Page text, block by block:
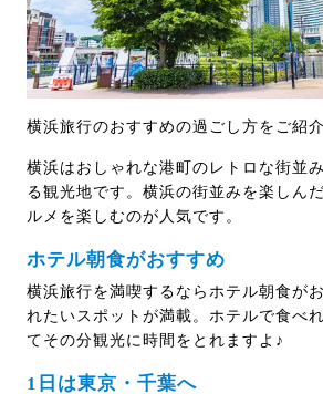
横浜旅行のおすすめの過ごし方をご紹介
横浜はおしゃれな港町のレトロな街並
る観光地です。横浜の街並みを楽しん
ルメを楽しむのが人気です。
ホテル朝食がおすすめ
横浜旅行を満喫するならホテル朝食が
れたいスポットが満載。ホテルで食べ
てその分観光に時間をとれますよ♪
1日は東京・千葉へ